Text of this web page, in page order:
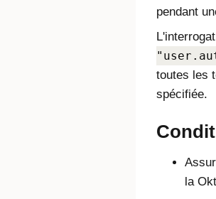
pendant
toutes les
spécifiée.
la